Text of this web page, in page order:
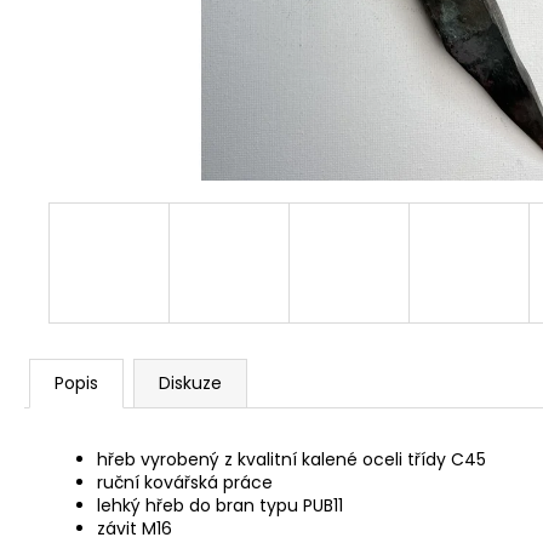
Popis Diskuze
hřeb vyrobený z kvalitní kalené oceli třídy C45
ruční kovářská práce
lehký hřeb do bran typu PUB11
závit M16
HŘEB BRÁNOVY B11